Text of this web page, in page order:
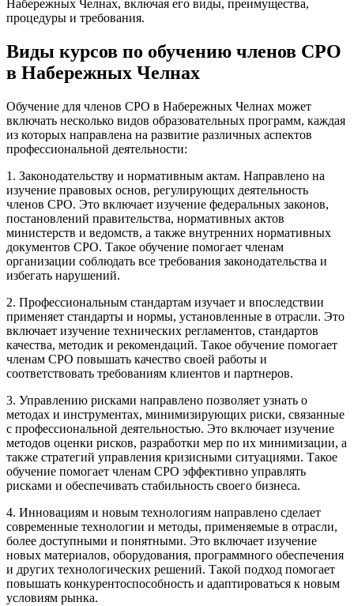
Набережных Челнах, включая его виды, преимущества,
процедуры и требования.
Виды курсов по обучению членов СРО
в Набережных Челнах
Обучение для членов СРО в Набережных Челнах может
включать несколько видов образовательных программ, каждая
из которых направлена на развитие различных аспектов
профессиональной деятельности:
1. Законодательству и нормативным актам. Направлено на
изучение правовых основ, регулирующих деятельность
членов СРО. Это включает изучение федеральных законов,
постановлений правительства, нормативных актов
министерств и ведомств, а также внутренних нормативных
документов СРО. Такое обучение помогает членам
организации соблюдать все требования законодательства и
избегать нарушений.
2. Профессиональным стандартам изучает и впоследствии
применяет стандарты и нормы, установленные в отрасли. Это
включает изучение технических регламентов, стандартов
качества, методик и рекомендаций. Такое обучение помогает
членам СРО повышать качество своей работы и
соответствовать требованиям клиентов и партнеров.
3. Управлению рисками направлено позволяет узнать о
методах и инструментах, минимизирующих риски, связанные
с профессиональной деятельностью. Это включает изучение
методов оценки рисков, разработки мер по их минимизации, а
также стратегий управления кризисными ситуациями. Такое
обучение помогает членам СРО эффективно управлять
рисками и обеспечивать стабильность своего бизнеса.
4. Инновациям и новым технологиям направлено сделает
современные технологии и методы, применяемые в отрасли,
более доступными и понятными. Это включает изучение
новых материалов, оборудования, программного обеспечения
и других технологических решений. Такой подход помогает
повышать конкурентоспособность и адаптироваться к новым
условиям рынка.